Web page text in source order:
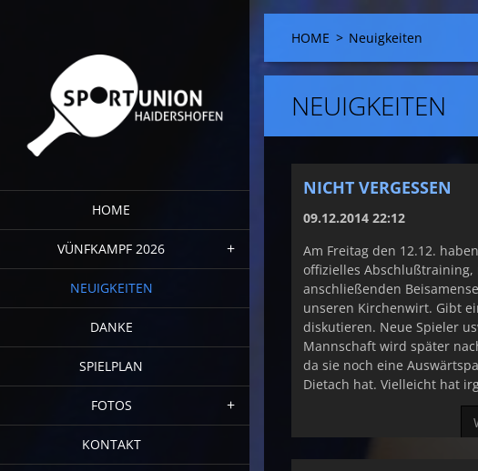
HOME
VÜNFKAMPF 2026
NEUIGKEITEN
DANKE
SPIELPLAN
FOTOS
KONTAKT
HOME > Neuigkeiten
NEUIGKEITEN
NICHT VERGESSEN
09.12.2014 22:12
Am Freitag den 12.12.
offizielles Abschlußtraining,
anschließenden
unseren Kirchenwirt. Gibt
diskutieren. Neue Spieler
Mannschaft wird später
da sie noch eine
Dietach hat. Vielleicht hat